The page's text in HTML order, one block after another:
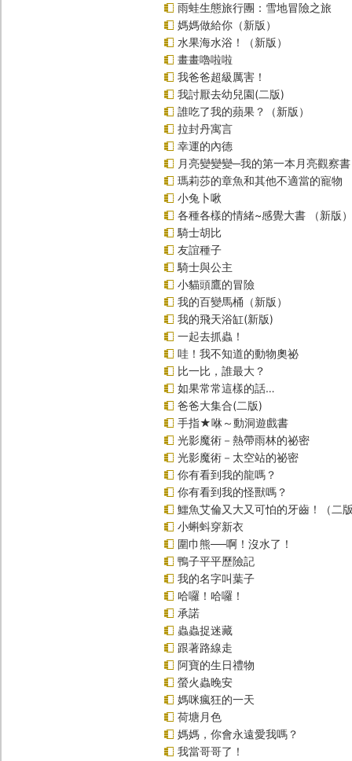
雨蛙生態旅行團：雪地冒險之旅
媽媽做給你（新版）
水果海水浴！（新版）
畫畫嚕啦啦
我爸爸超級厲害！
我討厭去幼兒園(二版)
誰吃了我的蘋果？（新版）
拉封丹寓言
幸運的內德
月亮變變變─我的第一本月亮觀察書
瑪莉莎的章魚和其他不適當的寵物
小兔卜啾
各種各樣的情緒~感覺大書 （新版）
騎士胡比
友誼種子
騎士與公主
小貓頭鷹的冒險
我的百變馬桶（新版）
我的飛天浴缸(新版)
一起去抓蟲！
哇！我不知道的動物奧祕
比一比，誰最大？
如果常常這樣的話…
爸爸大集合(二版)
手指★咻～動洞遊戲書
光影魔術－熱帶雨林的祕密
光影魔術－太空站的祕密
你有看到我的龍嗎？
你有看到我的怪獸嗎？
鱷魚艾倫又大又可怕的牙齒！（二
小蝌蚪穿新衣
圍巾熊──啊！沒水了！
鴨子平平歷險記
我的名字叫葉子
哈囉！哈囉！
承諾
蟲蟲捉迷藏
跟著路線走
阿寶的生日禮物
螢火蟲晚安
媽咪瘋狂的一天
荷塘月色
媽媽，你會永遠愛我嗎？
我當哥哥了！